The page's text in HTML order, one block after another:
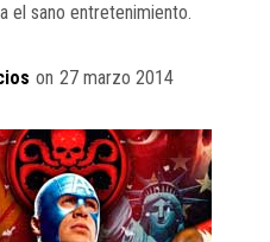
el sano entretenimiento.
on 27 marzo 2014